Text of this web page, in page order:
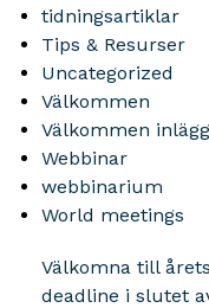
tidningsartiklar
Tips & Resurser
Uncategorized
Välkommen
Välkommen inlägg
Webbinar
webbinarium
World meetings
Välkomna till
deadline i slutet